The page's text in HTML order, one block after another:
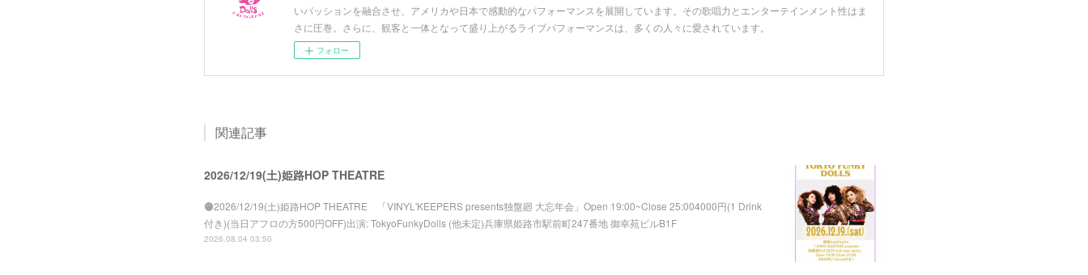
いパッションを融合させ、アメリカや日本で感動的なパフォーマンスを展開しています。その歌唱力とエンターテインメント性はま
さに圧巻。さらに、観客と一体となって盛り上がるライブパフォーマンスは、多くの人々に愛されています。
フォロー
関連記事
2026/12/19(土)姫路HOP THEATRE
🟠2026/12/19(土)姫路HOP THEATRE 「VINYL'KEEPERS presents独盤廻 大忘年会」Open 19:00~Close 25:004000円(1 Drink
付き)(当日アフロの方500円OFF)出演: TokyoFunkyDolls (他未定)兵庫県姫路市駅前町247番地 御幸苑ビルB1F
2026.08.04 03:50